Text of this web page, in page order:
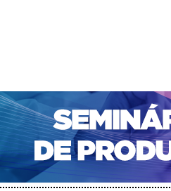
ACESSO
DE REVISTAS DA UNIFACS
Perfil do autor
autor